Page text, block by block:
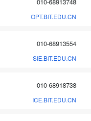
OPT.BIT.EDU.CN
010-68913554
SIE.BIT.EDU.CN
010-68918738
ICE.BIT.EDU.CN